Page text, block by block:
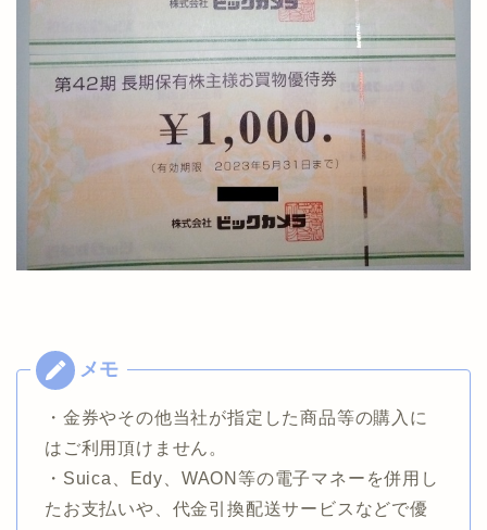
・金券やその他当社が指定した商品等の購入に
はご利用頂けません。
・Suica、Edy、WAON等の電子マネーを併用し
たお支払いや、代金引換配送サービスなどで優